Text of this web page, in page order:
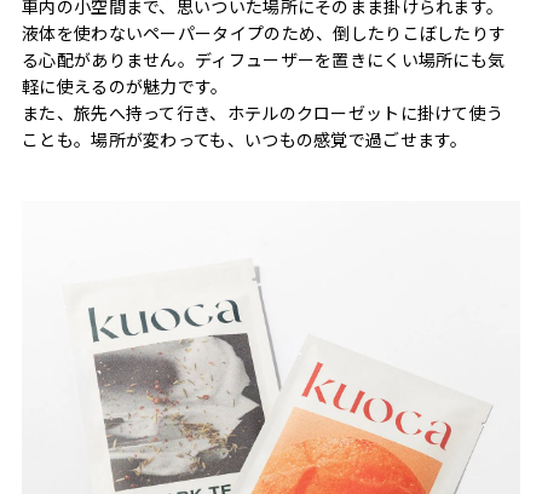
車内の小空間まで、思いついた場所にそのまま掛けられます。
液体を使わないペーパータイプのため、倒したりこぼしたりす
る心配がありません。ディフューザーを置きにくい場所にも気
軽に使えるのが魅力です。
また、旅先へ持って行き、ホテルのクローゼットに掛けて使う
ことも。場所が変わっても、いつもの感覚で過ごせます。